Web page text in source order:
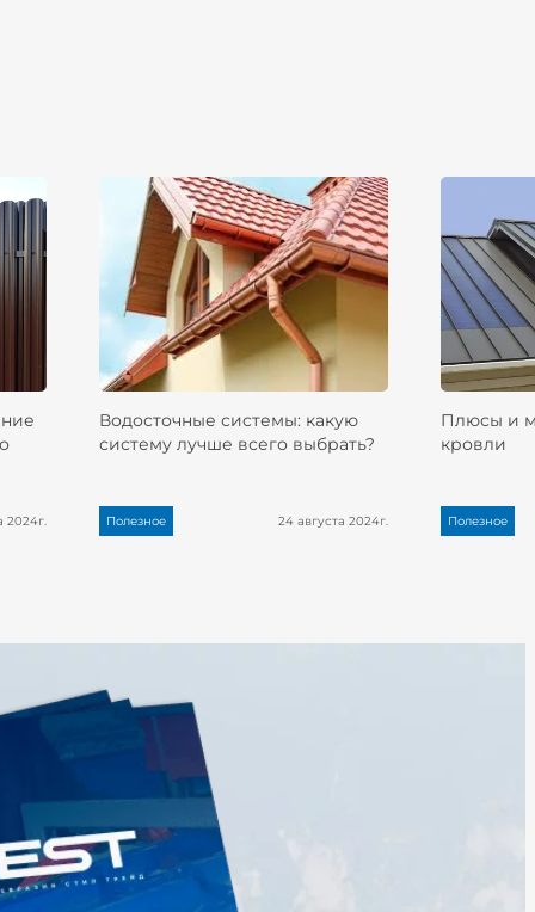
2024г.
Водосточные системы: какую
систему лучше всего выбрать?
Полезное 24 августа 2024г.
Плюсы и
кровли
Полезное